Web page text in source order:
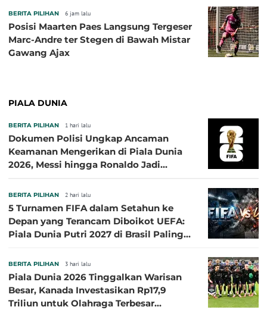
BERITA PILIHAN 6 jam lalu
Posisi Maarten Paes Langsung Tergeser
Marc-Andre ter Stegen di Bawah Mistar
Gawang Ajax
PIALA DUNIA
BERITA PILIHAN 1 hari lalu
Dokumen Polisi Ungkap Ancaman
Keamanan Mengerikan di Piala Dunia
2026, Messi hingga Ronaldo Jadi
BERITA PILIHAN 2 hari lalu
5 Turnamen FIFA dalam Setahun ke
Depan yang Terancam Diboikot UEFA:
Piala Dunia Putri 2027 di Brasil Paling
BERITA PILIHAN 3 hari lalu
Piala Dunia 2026 Tinggalkan Warisan
Besar, Kanada Investasikan Rp17,9
Triliun untuk Olahraga Terbesar